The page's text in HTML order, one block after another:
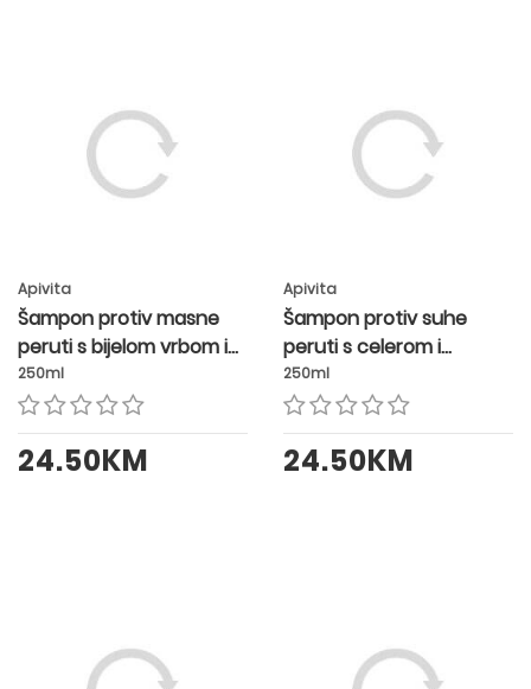
Apivita
Šampon protiv masne
peruti s bijelom vrbom i
propolisom
250ml
24.50KM
Apivita
Šampon protiv suhe
peruti s celerom i
propolisom
250ml
24.50KM